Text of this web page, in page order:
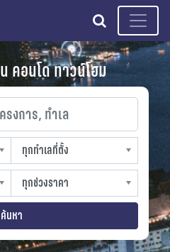
search
คอนโด ทาวน์โฮม
ร, ทำเล
ทุกทำเลที่ตั้ง
slocation
ทุกช่วงราคา
sprice
ค้นหา